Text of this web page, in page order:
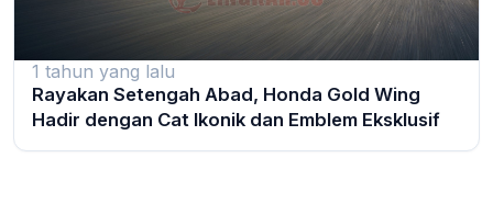
1 tahun yang lalu
Rayakan Setengah Abad, Honda Gold Wing
Hadir dengan Cat Ikonik dan Emblem Eksklusif